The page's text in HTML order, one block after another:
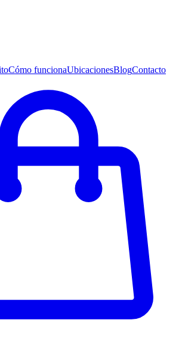
Cómo funcionaUbicacionesBlogContacto